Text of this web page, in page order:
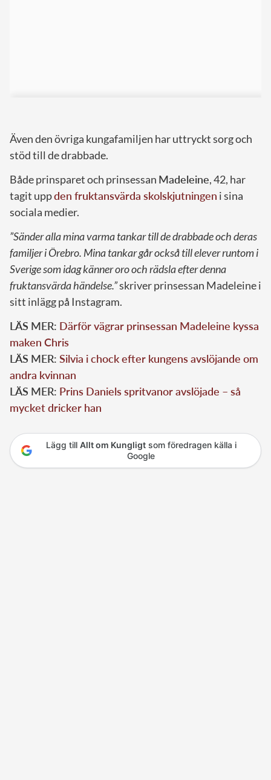
Även den övriga kungafamiljen har uttryckt sorg och
stöd till de drabbade.
Både prinsparet och prinsessan Madeleine, 42, har
tagit uppden fruktansvärda skolskjutningen i sina
sociala medier.
”Sänder alla mina varma tankar till de drabbade och deras
familjer i Örebro. Mina tankar går också till elever runtom i
Sverige som idag känner oro och rädsla efter denna
fruktansvärda händelse.”skriver prinsessan Madeleine i
sitt inlägg på Instagram.
LÄS MER: Därför vägrar prinsessan Madeleine kyssa
maken Chris
LÄS MER: Silvia i chock efter kungens avslöjande om
andra kvinnan
LÄS MER: Prins Daniels spritvanor avslöjade – så
mycket dricker han
Lägg till Allt om Kungligtsom föredragen källa i
Google